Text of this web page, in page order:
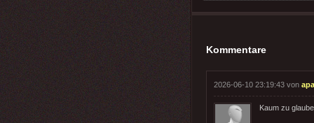
Kommentare
2026-06-10 23:19:43 von
Kaum zu